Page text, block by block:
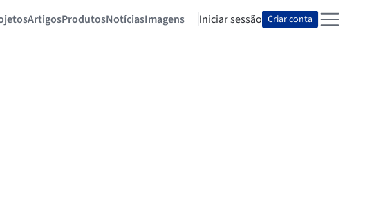
ArtigosProdutosNotíciasImagens Iniciar sessão Criar conta